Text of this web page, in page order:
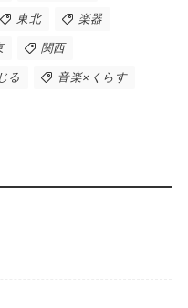
東北 楽器
関西
る 音楽×くらす